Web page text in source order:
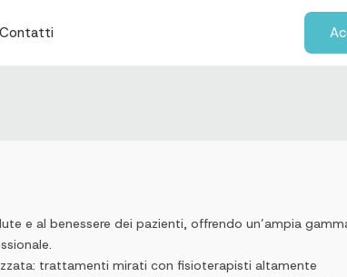
Contatti
e al benessere dei pazienti, offrendo un’ampia
trattamenti mirati con fisioterapisti altamente